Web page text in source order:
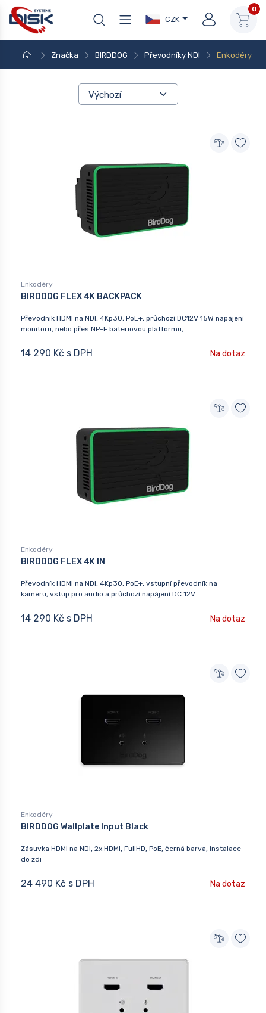
CZK
0
Značka BIRDDOG Převodníky NDI Enkodéry
Enkodéry
BIRDDOG FLEX 4K BACKPACK
Převodník HDMI na NDI, 4Kp30, PoE+, průchozí DC12V 15W napájení
monitoru, nebo přes NP-F bateriovou platformu,
14 290 Kč s DPH Na dotaz
Enkodéry
BIRDDOG FLEX 4K IN
Převodník HDMI na NDI, 4Kp30, PoE+, vstupní převodník na
kameru, vstup pro audio a průchozí napájení DC 12V
14 290 Kč s DPH Na dotaz
Enkodéry
BIRDDOG Wallplate Input Black
Zásuvka HDMI na NDI, 2x HDMI, FullHD, PoE, černá barva, instalace
do zdi
24 490 Kč s DPH Na dotaz